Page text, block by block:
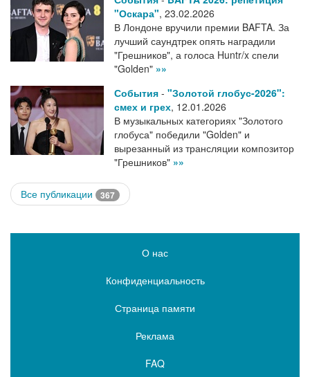
"Оскара", 23.02.2026
В Лондоне вручили премии BAFTA. За
лучший саундтрек опять наградили
"Грешников", а голоса Huntr/x спели
"Golden" »»
События - "Золотой глобус-2026":
смех и грех, 12.01.2026
В музыкальных категориях "Золотого
глобуса" победили "Golden" и
вырезанный из трансляции композитор
"Грешников" »»
Все публикации 367
О нас
Конфиденциальность
Страница памяти
Реклама
FAQ